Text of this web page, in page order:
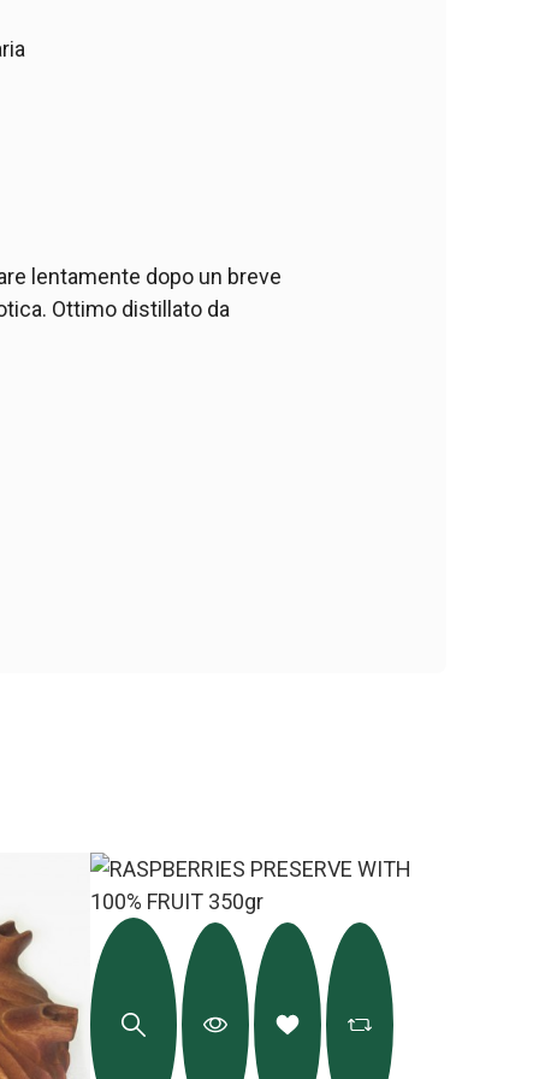
lentamente dopo un breve
Ottimo distillato da